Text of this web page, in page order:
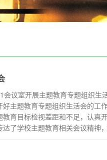
议室开展主题教育专题组织生
主题教育专题组织生活会的工
育目标检视差距和不足，认真
了学校主题教育相关会议精神